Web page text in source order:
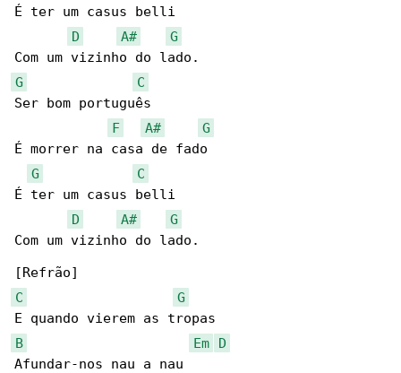
É ter um casus belli
D
A#
G
G
C
Ser bom português
F
A#
G
É morrer na casa de fado
G
C
É ter um casus belli
D
A#
G
Com um vizinho do lado.
C
G
B
Em
D
Afundar-nos nau a nau